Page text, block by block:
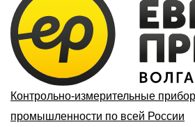
Контрольно-измерительные
промышленности по всей России